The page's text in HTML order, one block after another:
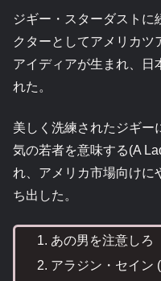
ジギー・スターダストに
クターとしてアメリカツ
アイディアが生まれ、日
れた。
美しく洗練されたジギー
気の若者を意味する(A
れ、アメリカ市場向けに
ち出した。
あの男を注意しろ
アラジン・セイン